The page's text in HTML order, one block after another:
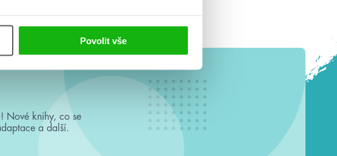
Povolit vše
Nové knihy, co se
a další.